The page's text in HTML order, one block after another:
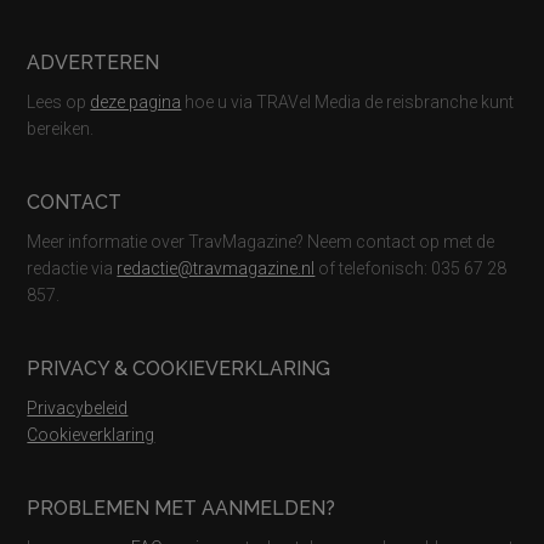
ADVERTEREN
Lees op deze pagina hoe u via TRAVel Media de reisbranche kunt
bereiken.
CONTACT
Meer informatie over TravMagazine? Neem contact op met de
redactie via redactie@travmagazine.nl of telefonisch: 035 67 28
857.
PRIVACY & COOKIEVERKLARING
Privacybeleid
Cookieverklaring
PROBLEMEN MET AANMELDEN?